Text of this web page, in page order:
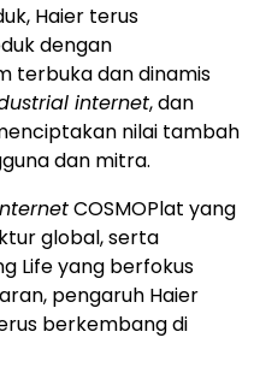
Haier terus
dengan
terbuka dan dinamis
internet, dan
nilai tambah
dan mitra.
COSMOPlat yang
global, serta
Life yang berfokus
pengaruh Haier
berkembang di